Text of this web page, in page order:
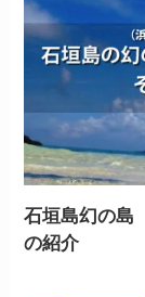
石垣島幻の
の紹介